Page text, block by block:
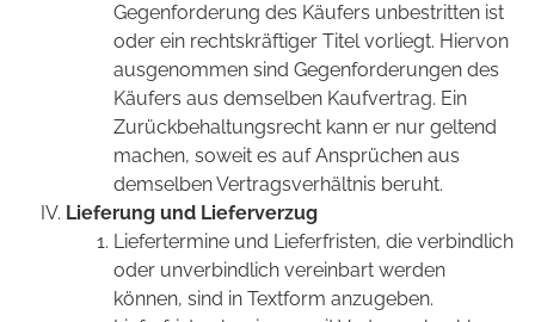
Gegenforderung des Käufers unbestritten ist
oder ein rechtskräftiger Titel vorliegt. Hiervon
ausgenommen sind Gegenforderungen des
Käufers aus demselben Kaufvertrag. Ein
Zurückbehaltungsrecht kann er nur geltend
machen, soweit es auf Ansprüchen aus
demselben Vertragsverhältnis beruht.
Lieferung und Lieferverzug
Liefertermine und Lieferfristen, die verbindlich
oder unverbindlich vereinbart werden
können, sind in Textform anzugeben.